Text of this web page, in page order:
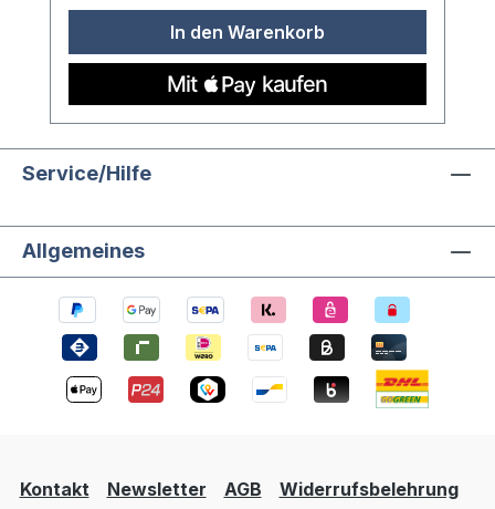
Verwendung natürlicher Materialien ist
jedes Exemplar ein Unikat. Das präzise
Spiegelsystem sorgt für brillante
Lichtbrechungen und schafft ein
beeindruckendes Seherlebnis. Die glatte
Holzoberfläche liegt angenehm in der
Hand und macht dieses Kaleidoskop zu
Sinne. Maße (L × B): 17,0 × 8,5 cm
Altersangabe: ab 5 Jahre
In den Warenkorb
Service/Hilfe
Allgemeines
Kontakt Newsletter AGB
Widerrufsbelehrung